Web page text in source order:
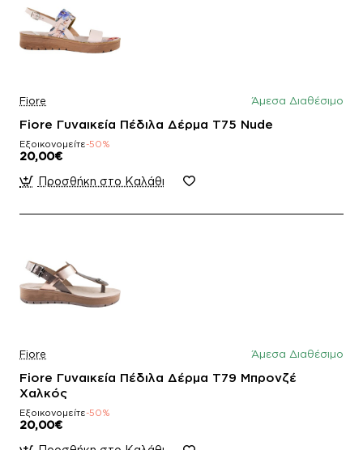
Fiore Άμεσα Διαθέσιμο
Fiore Γυναικεία Πέδιλα Δέρμα T75 Nude
Εξοικονομείτε-50%
20,00€
Προσθήκη στο Καλάθι
Fiore Άμεσα Διαθέσιμο
Fiore Γυναικεία Πέδιλα Δέρμα T79 Μπρονζέ
Χαλκός
Εξοικονομείτε-50%
20,00€